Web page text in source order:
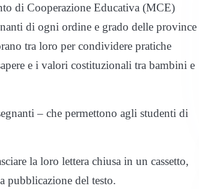
di Cooperazione Educativa (MCE)
di ogni ordine e grado delle province
tra loro per condividere pratiche
e i valori costituzionali tra bambini e
– che permettono agli studenti di
la loro lettera chiusa in un cassetto,
pubblicazione del testo.